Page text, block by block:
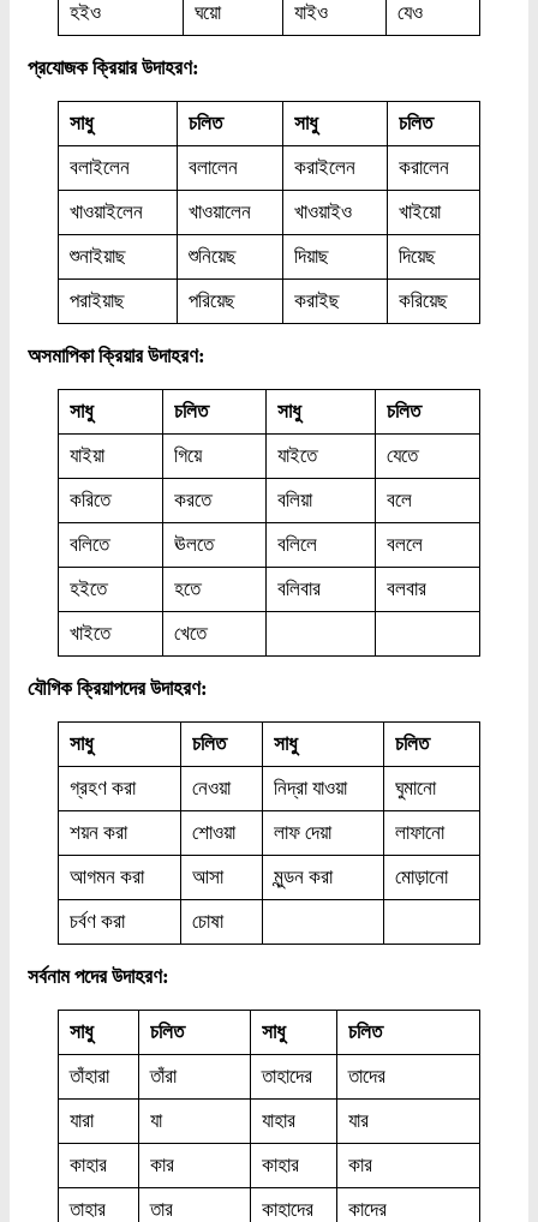
হইও ঘয়ো যাইও যেও
প্রযোজক ক্রিয়ার উদাহরণ:
সাধু চলিত সাধু
চলিত
বলাইলেন
বলালেন করাইলেন
করালেন
খাওয়াইলেন
খাওয়ালেন খাওয়াইও
খাইয়ো
শুনাইয়াছ
শুনিয়েছ দিয়াছ
দিয়েছ
পরাইয়াছ
পরিয়েছ করাইছ করিয়েছ
অসমাপিকা ক্রিয়ার উদাহরণ:
সাধু চলিত সাধু
চলিত
যাইয়া
গিয়ে যাইতে
যেতে
করিতে
করতে বলিয়া
বলে
বলিতে
ঊলতে বলিলে
বললে
হইতে
হতে বলিবার
বলবার
খাইতে
খেতে
যৌগিক ক্রিয়াপদের উদাহরণ:
সাধু চলিত সাধু
চলিত
গ্রহণ করা
নেওয়া নিদ্রা যাওয়া
ঘুমানো
শয়ন করা
শোওয়া লাফ দেয়া
লাফানো
আগমন করা
আসা মুন্ডন করা
মোড়ানো
চর্বণ করা
চোষা
সর্বনাম পদের উদাহরণ:
সাধু চলিত সাধু
চলিত
তাঁহারা
তাঁরা তাহাদের
তাদের
যারা
যা যাহার
যার
কাহার
কার কাহার
কার
তাহার
তার কাহাদের
কাদের